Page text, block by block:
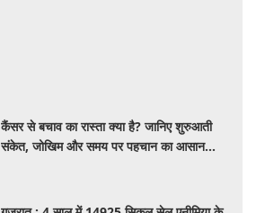
कैंसर से बचाव का रास्ता क्या है? जानिए शुरुआती
संकेत, जोखिम और समय पर पहचान का आसान